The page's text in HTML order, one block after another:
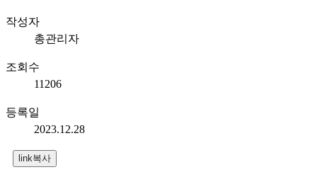
작성자
총관리자
조회수
11206
등록일
2023.12.28